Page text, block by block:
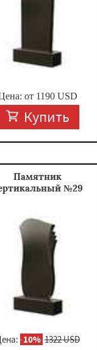
от 1190USD
Купить
Памятник
№29
-10% 1322 USD